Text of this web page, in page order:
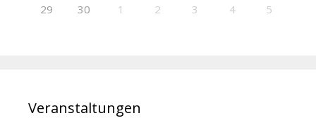
29 30 1 2 3 4 5
Veranstaltungen